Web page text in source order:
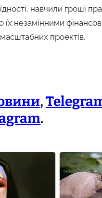
навчили гроші
їх незамінними
проектів.
,
.